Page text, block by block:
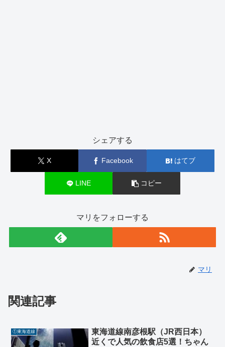
シェアする
X Facebook はてブ
LINE コピー
マリをフォローする
マリ
関連記事
①東海道線
東海道線南彦根駅（JR西日本）
近くで人気の飲食店5選！ちゃん